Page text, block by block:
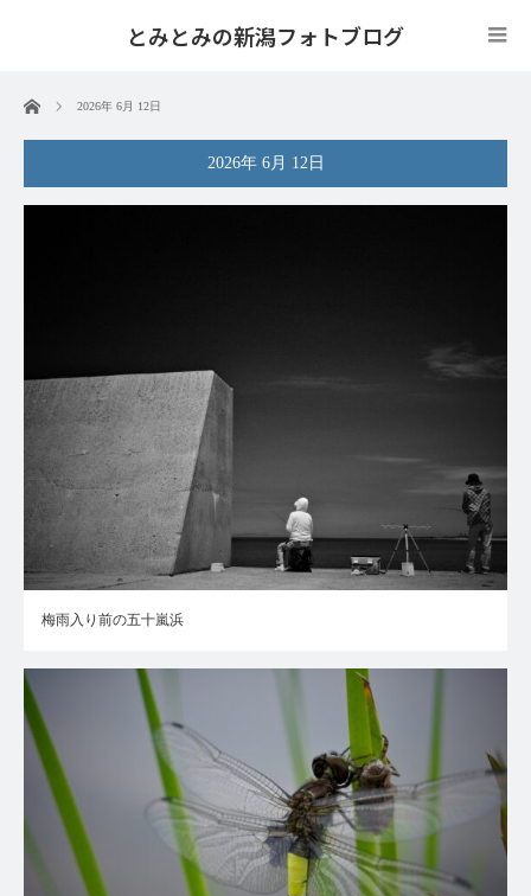
とみとみの新潟フォトブログ
ホーム 2026年 6月 12日
2026年 6月 12日
梅雨入り前の五十嵐浜